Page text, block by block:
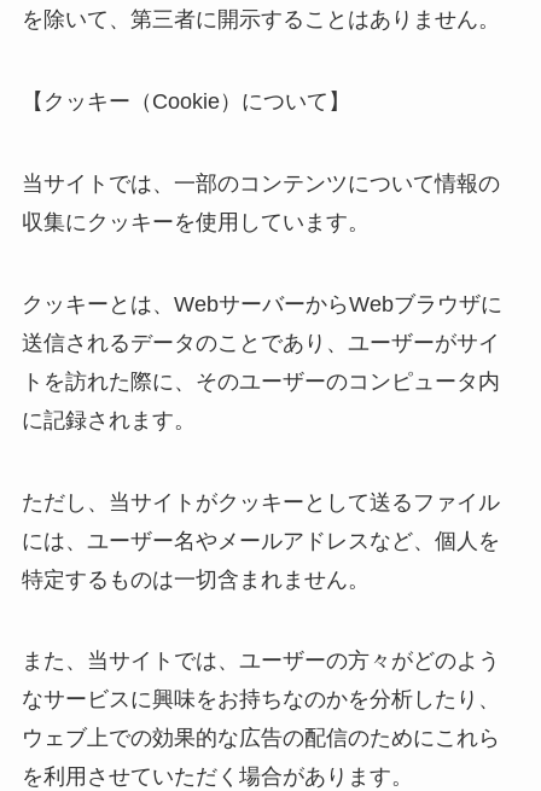
を除いて、第三者に開示することはありません。
【クッキー（Cookie）について】
当サイトでは、一部のコンテンツについて情報の
収集にクッキーを使用しています。
クッキーとは、WebサーバーからWebブラウザに
送信されるデータのことであり、ユーザーがサイ
トを訪れた際に、そのユーザーのコンピュータ内
に記録されます。
ただし、当サイトがクッキーとして送るファイル
には、ユーザー名やメールアドレスなど、個人を
特定するものは一切含まれません。
また、当サイトでは、ユーザーの方々がどのよう
なサービスに興味をお持ちなのかを分析したり、
ウェブ上での効果的な広告の配信のためにこれら
を利用させていただく場合があります。